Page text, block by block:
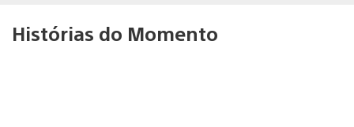
Histórias do Momento